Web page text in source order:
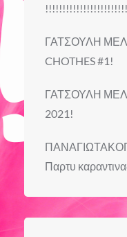
ΓΑΤΣΟΥΛΗ
CHOTHES #1!
ΓΑΤΣΟΥΛΗ
2021!
Παρτυ